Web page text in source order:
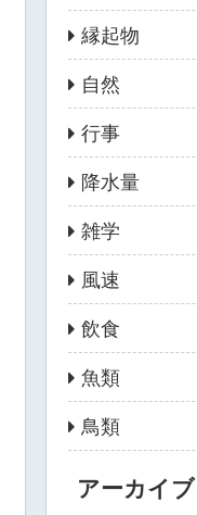
縁起物
自然
行事
降水量
雑学
風速
飲食
魚類
鳥類
アーカイブ